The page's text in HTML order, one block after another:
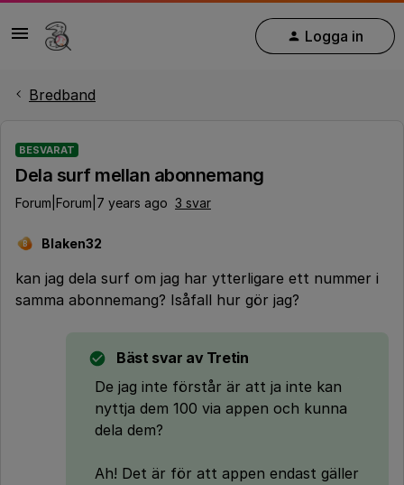
Logga in
Bredband
BESVARAT
Dela surf mellan abonnemang
Forum|Forum|7 years ago 3 svar
B Blaken32
kan jag dela surf om jag har ytterligare ett nummer i
samma abonnemang? Isåfall hur gör jag?
Bäst svar av Tretin
De jag inte förstår är att ja inte kan
nyttja dem 100 via appen och kunna
dela dem?
Ah! Det är för att appen endast gäller